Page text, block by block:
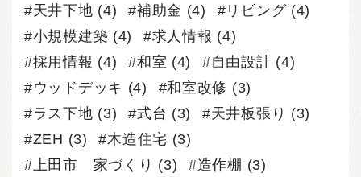
天井下地 (4) 補助金 (4) リビング(4)
小規模建築 (4) 求人情報 (4)
採用情報 (4) 和室 (4) 自由設計 (4)
ウッドデッキ (4) 和室改修 (3)
ラス下地 (3) 式台 (3) 天井板張り (3)
ZEH (3) 木造住宅 (3)
上田市 家づくり (3) 造作棚 (3)